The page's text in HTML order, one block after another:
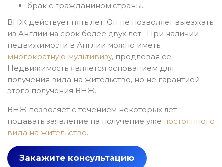
брак с гражданином страны.
ВНЖ действует пять лет. Он не позволяет выезжать
из Англии на срок более двух лет. При наличии
недвижимости в Англии можно иметь
многократную мультивизу, продлевая ее.
Недвижимость является основанием для
получения вида на жительство, но не гарантией
этого получения ВНЖ.
ВНЖ позволяет с течением некоторых лет
подавать заявление на получение уже постоянного
вида на жительство.
Закажите консультацию